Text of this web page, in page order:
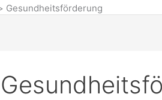
Gesundheitsförderung